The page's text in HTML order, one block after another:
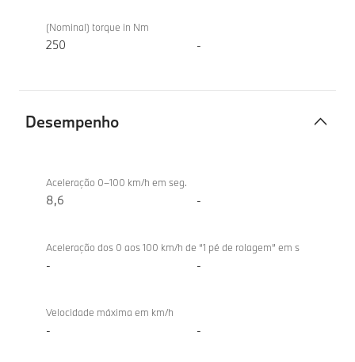
(Nominal) torque in Nm
250 -
Desempenho
eDrive20
Aceleração 0–100 km/h em seg.
8,6 -
Aceleração dos 0 aos 100 km/h de “1 pé de rolagem” em s
- -
Velocidade máxima em km/h
- -